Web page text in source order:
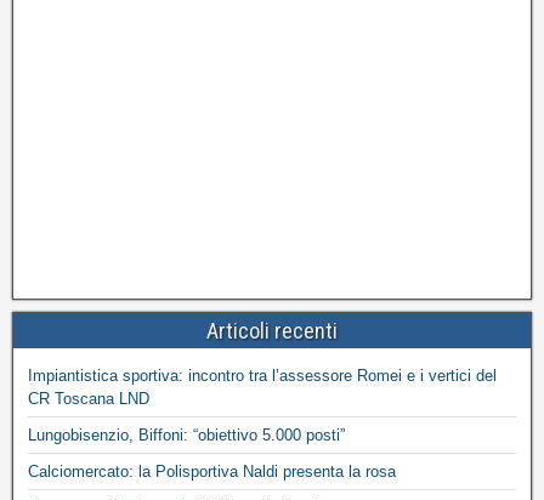
Articoli recenti
Impiantistica sportiva: incontro tra l’assessore Romei e i vertici del
CR Toscana LND
Lungobisenzio, Biffoni: “obiettivo 5.000 posti”
Calciomercato: la Polisportiva Naldi presenta la rosa